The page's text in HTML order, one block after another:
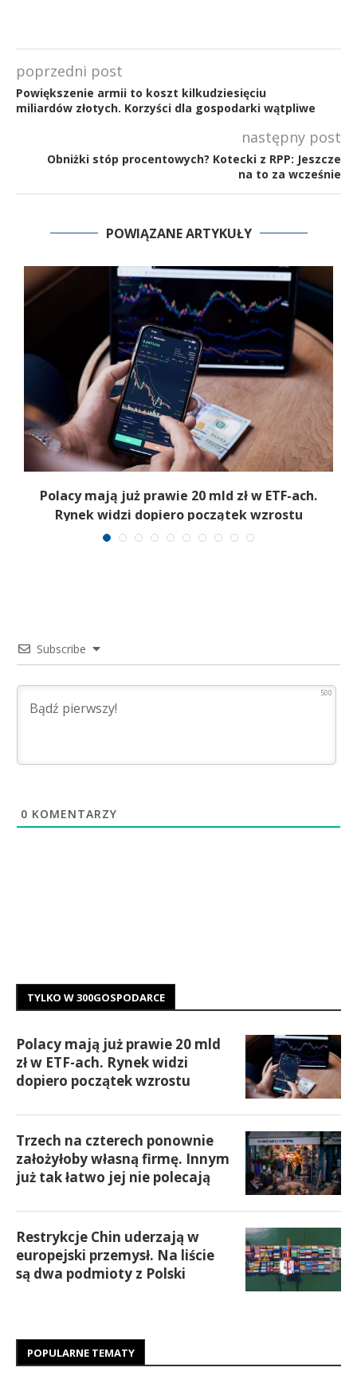
poprzedni post
Powiększenie armii to koszt kilkudziesięciu
miliardów złotych. Korzyści dla gospodarki wątpliwe
następny post
Obniżki stóp procentowych? Kotecki z RPP: Jeszcze
na to za wcześnie
POWIĄZANE ARTYKUŁY
Polacy mają już prawie 20 mld zł w ETF-ach.
Rynek widzi dopiero początek wzrostu
Subscribe
500
0 KOMENTARZY
TYLKO W 300GOSPODARCE
Polacy mają już prawie 20 mld
zł w ETF-ach. Rynek widzi
dopiero początek wzrostu
Trzech na czterech ponownie
założyłoby własną firmę. Innym
już tak łatwo jej nie polecają
Restrykcje Chin uderzają w
europejski przemysł. Na liście
są dwa podmioty z Polski
POPULARNE TEMATY